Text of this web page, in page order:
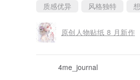
质感优异 风格独特
原创人物贴纸 8 月新作
4me_journal